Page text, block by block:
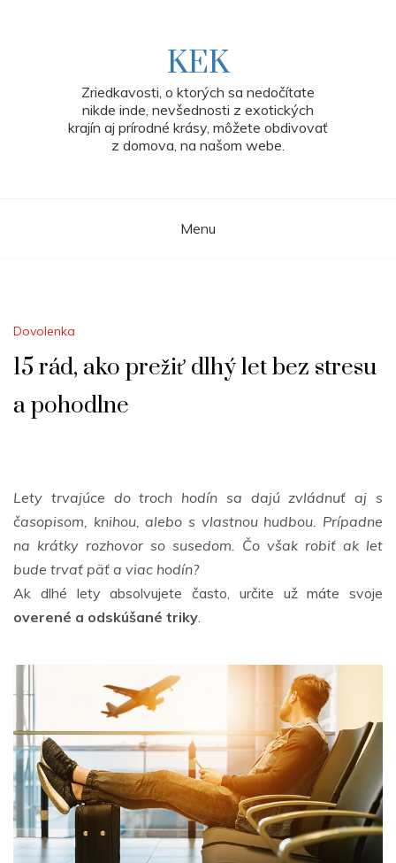
KEK
Zriedkavosti, o ktorých sa nedočítate
nikde inde, nevšednosti z exotických
krajín aj prírodné krásy, môžete obdivovať
z domova, na našom webe.
Menu
Dovolenka
15 rád, ako prežiť dlhý let bez stresu
a pohodlne
Lety trvajúce do troch hodín sa dajú zvládnuť aj s
časopisom, knihou, alebo s vlastnou hudbou. Prípadne
na krátky rozhovor so susedom. Čo však robiť ak let
bude trvať päť a viac hodín?
Ak dlhé lety absolvujete často, určite už máte svoje
overené a odskúšané triky.